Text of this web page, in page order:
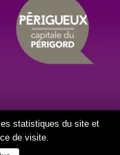
statistiques du site et
de visite.